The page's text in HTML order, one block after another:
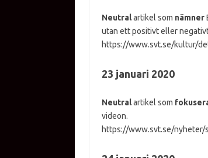
Neutralartikel som nämner
utan ett positivt eller
https://www.svt.se/kultur/
23 januari 2020
Neutralartikel som
videon.
https://www.svt.se/